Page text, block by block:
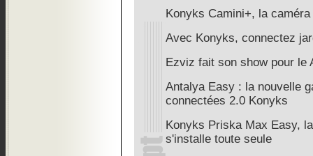
Konyks Camini+, la
Avec Konyks, connectez
Ezviz fait son show pour le
Antalya Easy : la nouvelle
connectées 2.0 Konyks
Konyks Priska Max Easy,
s'installe toute seule